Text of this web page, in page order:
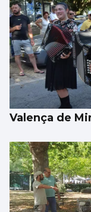
Valença de